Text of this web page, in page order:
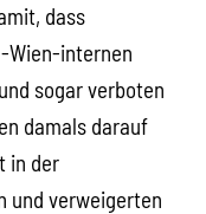
dass
Wien-internen
sogar verboten
damals darauf
in der
und verweigerten